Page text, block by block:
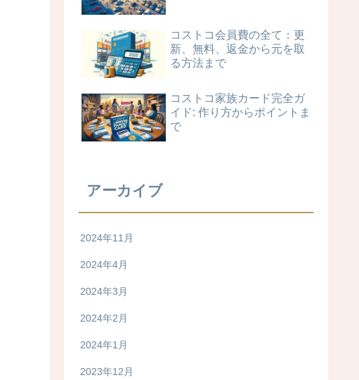
コストコ会員費の全て：更
新、無料、返金から元を取
る方法まで
コストコ家族カード完全ガ
イド: 作り方からポイントま
で
アーカイブ
2024年11月
2024年4月
2024年3月
2024年2月
2024年1月
2023年12月